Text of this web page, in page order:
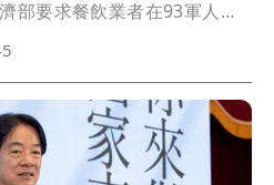
部要求餐飲業者在93軍人節